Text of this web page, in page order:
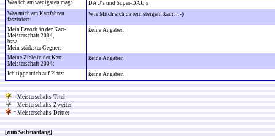
Was ich am wenigsten mag:
DAU's und Super-DAU's
Was mich am Kartfahren
fasziniert:
Wie Mitch sich da rein steigern kann! ;-)
Mein Favorit in der Kart-
Meisterschaft 2004,
bzw.
Mein stärkster Gegner:
keine Angaben
Meine Ziele in der Kart-
Meisterschaft 2004:
keine Angaben
Ich tippe mich auf Platz: keine Angaben
= Meisterschafts-Titel
= Meisterschafts-Zweiter
= Meisterschafts-Dritter
[zum Seitenanfang]